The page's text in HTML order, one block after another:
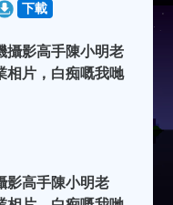
下載
攝影高手陳小明老
相片，白痴嘅我哋
影高手陳小明老